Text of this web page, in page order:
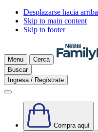
Desplazarse hacia arriba
Skip to main content
Skip to footer
Menu
Cerca
Buscar
Ingresa / Regístrate
Compra aquí